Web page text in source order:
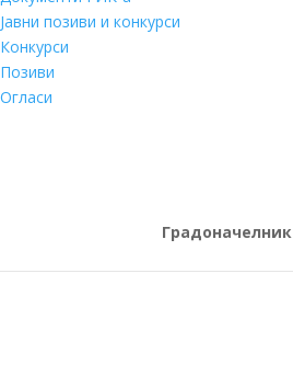
Јавни позиви и конкурси
Конкурси
Позиви
Огласи
Градоначелник